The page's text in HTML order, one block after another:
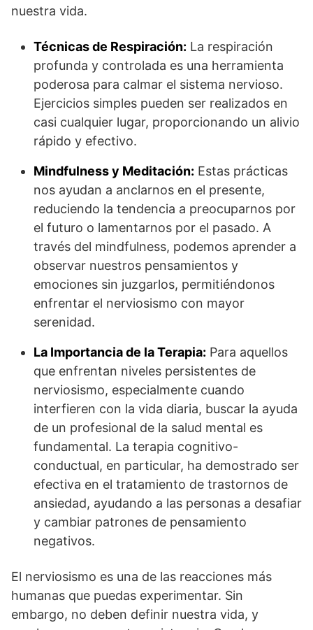
nuestra vida.
Técnicas de Respiración: La respiración
profunda y controlada es una herramienta
poderosa para calmar el sistema nervioso.
Ejercicios simples pueden ser realizados en
casi cualquier lugar, proporcionando un alivio
rápido y efectivo.
Mindfulness y Meditación: Estas prácticas
nos ayudan a anclarnos en el presente,
reduciendo la tendencia a preocuparnos por
el futuro o lamentarnos por el pasado. A
través del mindfulness, podemos aprender a
observar nuestros pensamientos y
emociones sin juzgarlos, permitiéndonos
enfrentar el nerviosismo con mayor
serenidad.
La Importancia de la Terapia: Para aquellos
que enfrentan niveles persistentes de
nerviosismo, especialmente cuando
interfieren con la vida diaria, buscar la ayuda
de un profesional de la salud mental es
fundamental. La terapia cognitivo-
conductual, en particular, ha demostrado ser
efectiva en el tratamiento de trastornos de
ansiedad, ayudando a las personas a desafiar
y cambiar patrones de pensamiento
negativos.
El nerviosismo es una de las reacciones más
humanas que puedas experimentar. Sin
embargo, no deben definir nuestra vida, y